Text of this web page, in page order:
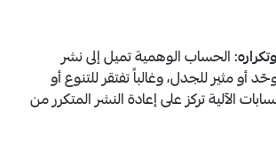
: الحساب الوهمية تميل إلى نشر
مثير للجدل، وغالباً تفتقر للتنوع أو
الآلية تركز على إعادة النشر المتكرر من